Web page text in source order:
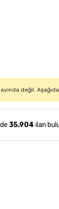
değil.
35.904 ilan